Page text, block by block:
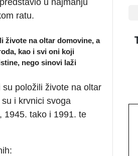
ratu.
živote na oltar domovine, a
kao i svi oni koji
nego sinovi laži
položili živote na oltar
i krvnici svoga
1945. tako i 1991. te